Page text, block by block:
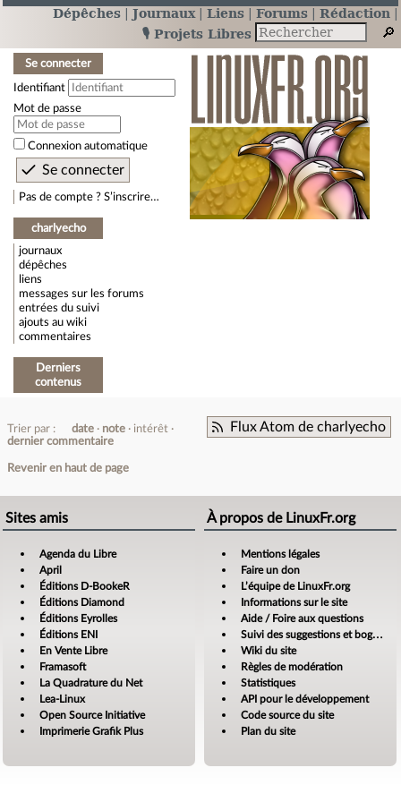
Dépêches Journaux Liens Forums
Rédaction
🎙️ Projets Libres
Se connecter
Identifiant
Mot de passe
Connexion automatique
Pas de compte ? S’inscrire…
charlyecho
journaux
dépêches
liens
messages sur les forums
entrées du suivi
ajouts au wiki
commentaires
Derniers
contenus
Flux Atom de charlyecho
Trier par : date note
intérêt
dernier commentaire
Revenir en haut de page
Sites amis
Agenda du Libre
April
Éditions D-BookeR
Éditions Diamond
Éditions Eyrolles
Éditions ENI
En Vente Libre
Framasoft
La Quadrature du Net
Lea-Linux
Open Source Initiative
Imprimerie Grafik Plus
À propos de LinuxFr.org
Mentions légales
Faire un don
L’équipe de LinuxFr.org
Informations sur le site
Aide / Foire aux questions
Suivi des suggestions et bogues
Wiki du site
Règles de modération
Statistiques
API pour le développement
Code source du site
Plan du site